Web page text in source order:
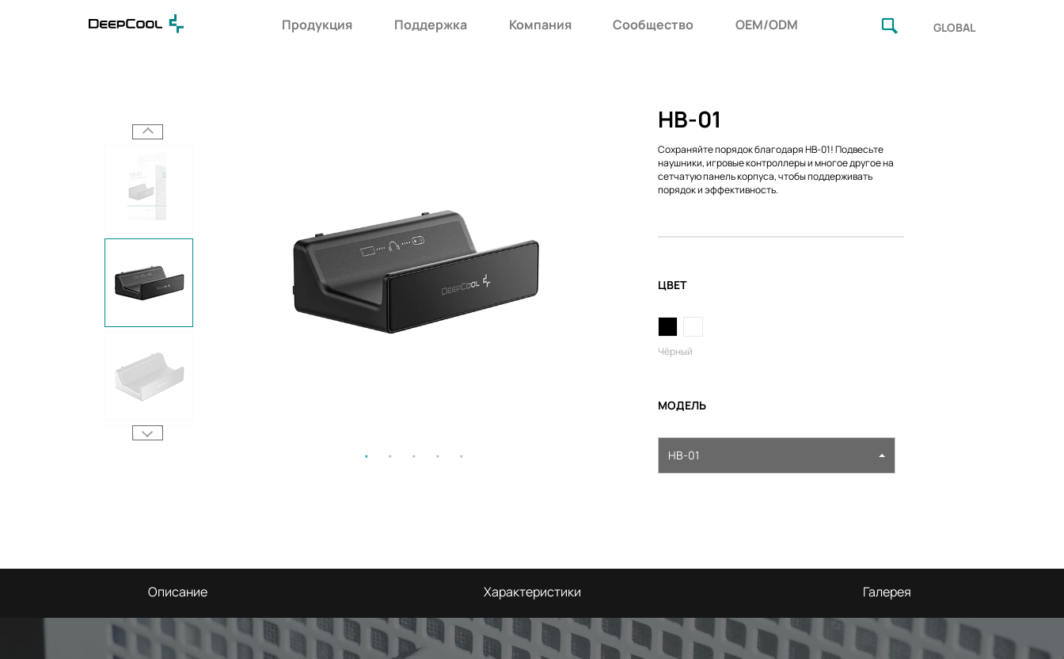
Продукция Поддержка Компания Сообщество OEM/ODM GLOBAL
HB-01
Сохраняйте порядок благодаря HB-01! Подвесьте
наушники, игровые контроллеры и многое другое на
сетчатую панель корпуса, чтобы поддерживать
порядок и эффективность.
ЦВЕТ
Чёрный
МОДЕЛЬ
HB-01
Описание Характеристики Галерея